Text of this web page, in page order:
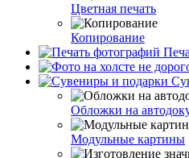
Цветная печать
Копирование
Обложки на
Модульные картины